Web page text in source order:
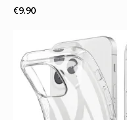
€9.90